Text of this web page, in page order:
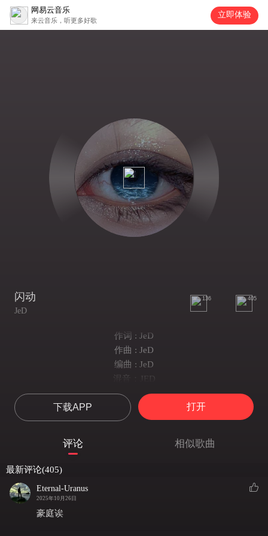
网易云音乐
来云音乐，听更多好歌
立即体验
闪动
JeD
136 405
作词 : JeD
作曲 : JeD
编曲 : JeD
混音：JED
时间没法定格在that night
可你竟然占领我脑海
胸口燃起了烈焰
像是填补我所有的空白
下载APP 打开
评论 相似歌曲
最新评论(405)
Eternal-Uranus
2025年10月26日
豪庭诶